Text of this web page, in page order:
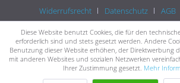
Widerrufsrecht
Datenschutz AGB
Diese Website benutzt Cookies, die für den
erforderlich sind und stets gesetzt werden. Andere
Benutzung dieser Website erhöhen, der Direktwerbung
mit anderen Websites und sozialen Netzwerken
Ihrer Zustimmung gesetzt. Mehr